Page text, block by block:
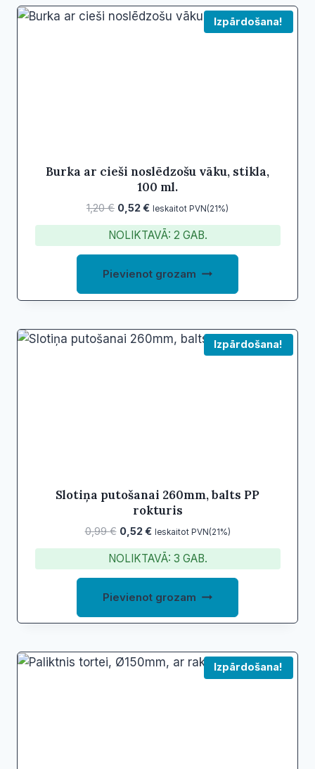
Izpārdošana!
Burka ar cieši noslēdzošu vāku, stikla,
100 ml.
1,20€ Original
price
was:
1,20 €.
0,52€Current
price
is:
0,52 €.
Ieskaitot PVN(21%)
NOLIKTAVĀ: 2 GAB.
Pievienot grozam
Izpārdošana!
Slotiņa putošanai 260mm, balts PP
rokturis
0,99€ Original
price
was:
0,99 €.
0,52€Current
price
is:
0,52 €.
Ieskaitot PVN(21%)
NOLIKTAVĀ: 3 GAB.
Pievienot grozam
Izpārdošana!